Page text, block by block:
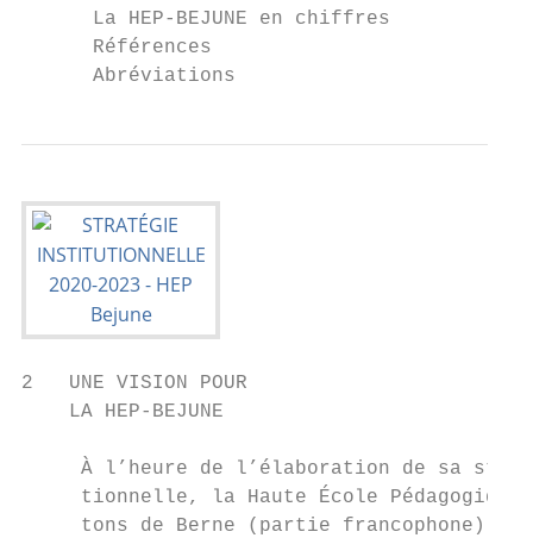
      La HEP-BEJUNE en chiffres
      Références
      Abréviations
2   UNE VISION POUR
    LA HEP-BEJUNE
À l’heure de l’élaboration de sa
tionnelle, la Haute École
tons de Berne (partie francophone),